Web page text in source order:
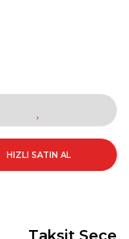
HIZLI SATIN AL